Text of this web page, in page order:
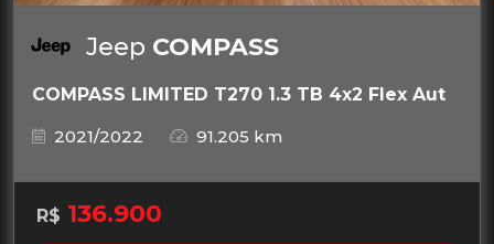
Jeep COMPASS
COMPASS LIMITED T270 1.3 TB 4x2 Flex Aut
2021/2022
91.205 km
R$ 136.900